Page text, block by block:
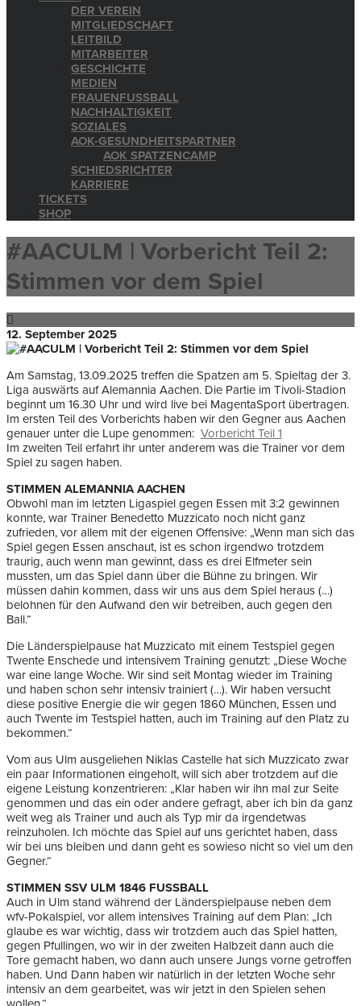
DER VEREIN
MITGLIEDSCHAFT
LEITBILD
MITARBEITER
GESCHICHTE
MEDIEN
FRAUENFUSSBALL
NACHHALTIGKEIT
SOZIALES
AOK-GESUNDHEITSPARTNER
AOK SPATZENCAMP
SCHIEDSRICHTER
KARRIERE
TICKETS
SHOP
#AACULM | Vorbericht Teil 2:
Stimmen vor dem Spiel
12. September 2025
Am Samstag, 13.09.2025 treffen die Spatzen am 5. Spieltag der 3.
Liga auswärts auf Alemannia Aachen. Die Partie im Tivoli-Stadion
beginnt um 16.30 Uhr und wird live bei MagentaSport übertragen.
Im ersten Teil des Vorberichts haben wir den Gegner aus Aachen
genauer unter die Lupe genommen: Vorbericht Teil 1
Im zweiten Teil erfahrt ihr unter anderem was die Trainer vor dem
Spiel zu sagen haben.
STIMMEN ALEMANNIA AACHEN
Obwohl man im letzten Ligaspiel gegen Essen mit 3:2 gewinnen
konnte, war Trainer Benedetto Muzzicato noch nicht ganz
zufrieden, vor allem mit der eigenen Offensive: „Wenn man sich das
Spiel gegen Essen anschaut, ist es schon irgendwo trotzdem
traurig, auch wenn man gewinnt, dass es drei Elfmeter sein
mussten, um das Spiel dann über die Bühne zu bringen. Wir
müssen dahin kommen, dass wir uns aus dem Spiel heraus (…)
belohnen für den Aufwand den wir betreiben, auch gegen den
Ball.“
Die Länderspielpause hat Muzzicato mit einem Testspiel gegen
Twente Enschede und intensivem Training genutzt: „Diese Woche
war eine lange Woche. Wir sind seit Montag wieder im Training
und haben schon sehr intensiv trainiert (…). Wir haben versucht
diese positive Energie die wir gegen 1860 München, Essen und
auch Twente im Testspiel hatten, auch im Training auf den Platz zu
bekommen.“
Vom aus Ulm ausgeliehen Niklas Castelle hat sich Muzzicato zwar
ein paar Informationen eingeholt, will sich aber trotzdem auf die
eigene Leistung konzentrieren: „Klar haben wir ihn mal zur Seite
genommen und das ein oder andere gefragt, aber ich bin da ganz
weit weg als Trainer und auch als Typ mir da irgendetwas
reinzuholen. Ich möchte das Spiel auf uns gerichtet haben, dass
wir bei uns bleiben und dann geht es sowieso nicht so viel um den
Gegner.“
STIMMEN SSV ULM 1846 FUSSBALL
Auch in Ulm stand während der Länderspielpause neben dem
wfv-Pokalspiel, vor allem intensives Training auf dem Plan: „Ich
glaube es war wichtig, dass wir trotzdem auch das Spiel hatten,
gegen Pfullingen, wo wir in der zweiten Halbzeit dann auch die
Tore gemacht haben, wo dann auch unsere Jungs vorne getroffen
haben. Und Dann haben wir natürlich in der letzten Woche sehr
intensiv an dem gearbeitet, was wir jetzt in den Spielen sehen